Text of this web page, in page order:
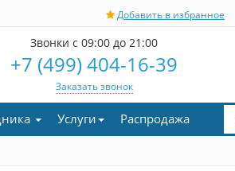
Добавить в избранное
Звонки с 09:00 до 21:00
+7 (499) 404-16-39
Заказать звонок
Услуги Распродажа